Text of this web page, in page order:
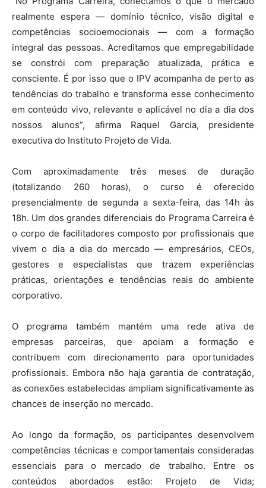
realmente espera — domínio técnico, visão digital e
competências socioemocionais — com a formação
integral das pessoas. Acreditamos que empregabilidade
se constrói com preparação atualizada, prática e
consciente. É por isso que o IPV acompanha de perto as
tendências do trabalho e transforma esse conhecimento
em conteúdo vivo, relevante e aplicável no dia a dia dos
nossos alunos”, afirma Raquel Garcia, presidente
executiva do Instituto Projeto de Vida.
Com aproximadamente três meses de duração
(totalizando 260 horas), o curso é oferecido
presencialmente de segunda a sexta-feira, das 14h às
18h. Um dos grandes diferenciais do Programa Carreira é
o corpo de facilitadores composto por profissionais que
vivem o dia a dia do mercado — empresários, CEOs,
gestores e especialistas que trazem experiências
práticas, orientações e tendências reais do ambiente
corporativo.
O programa também mantém uma rede ativa de
empresas parceiras, que apoiam a formação e
contribuem com direcionamento para oportunidades
profissionais. Embora não haja garantia de contratação,
as conexões estabelecidas ampliam significativamente as
chances de inserção no mercado.
Ao longo da formação, os participantes desenvolvem
competências técnicas e comportamentais consideradas
essenciais para o mercado de trabalho. Entre os
conteúdos abordados estão: Projeto de Vida;